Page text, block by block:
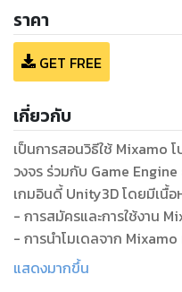
ราคา
GET FREE
เกี่ยวกับ
เป็นการสอนวิธีใช้ Mixamo
วงจร ร่วมกับ Game
เกมอินดี้ Unity3D โดยมีเนื้
- การสมัครและการใช้งาน
- การนำโมเดลจาก Mixamo
- การนำท่าทางตัวละครมาใช้
แสดงมากขึ้น